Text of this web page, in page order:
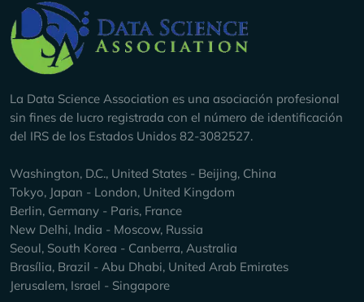
Company Info
La Data Science Association es una asociación profesional
sin fines de lucro registrada con el número de identificación
del IRS de los Estados Unidos 82-3082527.
Washington, D.C., United States - Beijing, China
Tokyo, Japan - London, United Kingdom
Berlin, Germany - Paris, France
New Delhi, India - Moscow, Russia
Seoul, South Korea - Canberra, Australia
Brasília, Brazil - Abu Dhabi, United Arab Emirates
Jerusalem, Israel - Singapore